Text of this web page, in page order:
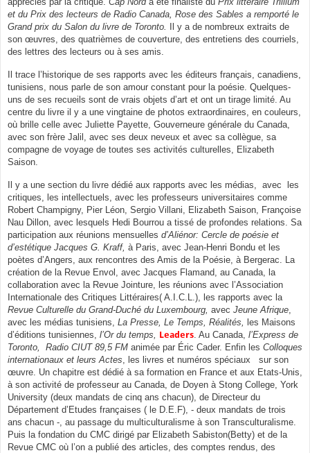
et du Prix des lecteurs de Radio Canada, Rose des Sables a remporté le
Grand prix du Salon du livre de Toronto.
Il y a de nombreux extraits de
son œuvres, des quatrièmes de couverture, des entretiens des courriels,
des lettres des lecteurs ou à ses amis.
Il trace l’historique de ses rapports avec les éditeurs français, canadiens,
tunisiens, nous parle de son amour constant pour la poésie. Quelques-
uns de ses recueils sont de vrais objets d’art et ont un tirage limité. Au
centre du livre il y a une vingtaine de photos extraordinaires, en couleurs,
où brille celle avec Juliette Payette, Gouverneure générale du Canada,
avec son frère Jalil, avec ses deux neveux et avec sa collègue, sa
compagne de voyage de toutes ses activités culturelles, Elizabeth
Saison.
Il y a une section du livre dédié aux rapports avec les médias, avec les
critiques, les intellectuels, avec les professeurs universitaires comme
Robert Champigny, Pier Léon, Sergio Villani, Elizabeth Saison, Françoise
Nau Dillon, avec lesquels Hedi Bourrou a tissé de profondes relations. Sa
participation aux réunions mensuelles d’Aliénor: Cercle de poésie et
d’estétique Jacques G. Kraff, à Paris, avec Jean-Henri Bondu et les
poètes d’Angers, aux rencontres des Amis de la Poésie, à Bergerac. La
création de la Revue Envol, avec Jacques Flamand, au Canada, la
collaboration avec la Revue Jointure, les réunions avec l’Association
Internationale des Critiques Littéraires( A.I.C.L.), les rapports avec la
Revue Culturelle du Grand-Duché du Luxembourg, avec Jeune Afrique
avec les médias tunisiens, La Presse, Le Temps, Réalités,
les Maisons
d’éditions tunisiennes, l’Or du temps, Leaders . Au Canada, l’Express de
Toronto, Radio CIUT 89,5 FM animée par Éric Cader. Enfin les Colloques
internationaux et leurs Actes , les livres et numéros spéciaux sur son
œuvre. Un chapitre est dédié à sa formation en France et aux Etats-Unis,
à son activité de professeur au Canada, de Doyen à Stong College, York
University (deux mandats de cinq ans chacun), de Directeur du
Département d’Etudes françaises ( le D.E.F), - deux mandats de trois
ans chacun -, au passage du multiculturalisme à son Transculturalisme.
Puis la fondation du CMC dirigé par Elizabeth Sabiston(Betty) et de la
Revue CMC où l’on a publié des articles, des comptes rendus, des